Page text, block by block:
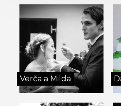
Verča a Milda